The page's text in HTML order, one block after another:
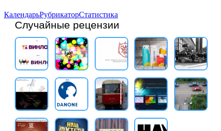
КалендарьРубрикаторСтатистика
Случайные рецензии